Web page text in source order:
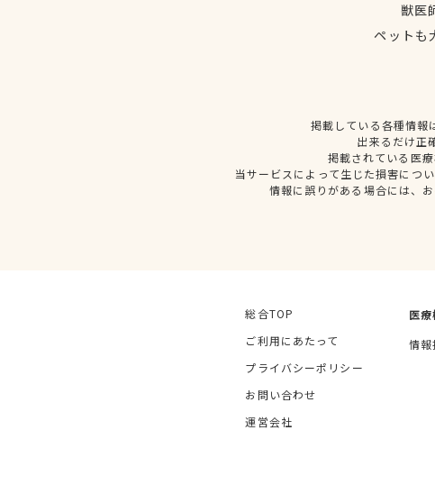
獣医
ペットも
掲載している各種情報
出来るだけ正
掲載されている医
当サービスによって生じた損害につ
情報に誤りがある場合には、
総合TOP
ご利用にあたって
プライバシーポリシー
お問い合わせ
運営会社
医
情報